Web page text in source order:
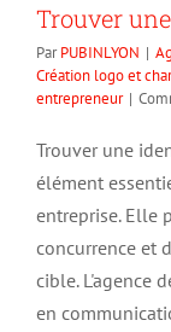
Trouver
ParPUBINLYON |
Création logo et
entrepreneur |
Trouver une
élément
entreprise. Elle
concurrence et
cible. L'agence
en